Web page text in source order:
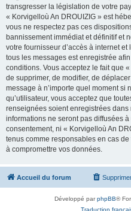
transgresser la législation de votre
« Korvigelloù An DROUIZIG » est
vous ne respectez pas ces
bannissement immédiat et définitif et
votre fournisseur d’accès à internet
tous les messages est enregistrée
conditions. Vous acceptez le fait que
de supprimer, de modifier, de
message à n’importe quel moment si
qu’utilisateur, vous acceptez que
renseignées soient enregistrées
informations ne seront pas diffusées
consentement, ni « Korvigelloù An
tenus comme responsables en cas
à compromettre vos données.
Accueil du forum
Développé parphpBB®
Traduction